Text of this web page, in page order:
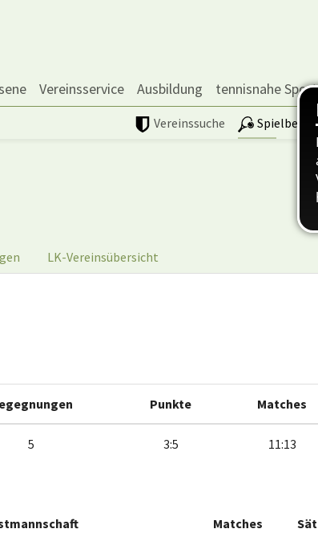
Vereinsservice Ausbildung tennisnahe
Vereinssuche
LK-Vereinsübersicht
Punkte Matches
5 3:5 11:13
Matches